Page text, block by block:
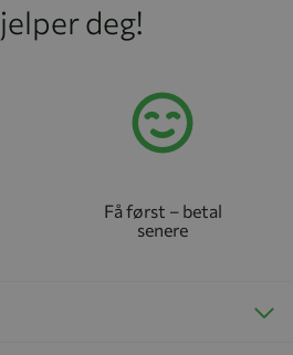
deg!
Få først – betal
senere